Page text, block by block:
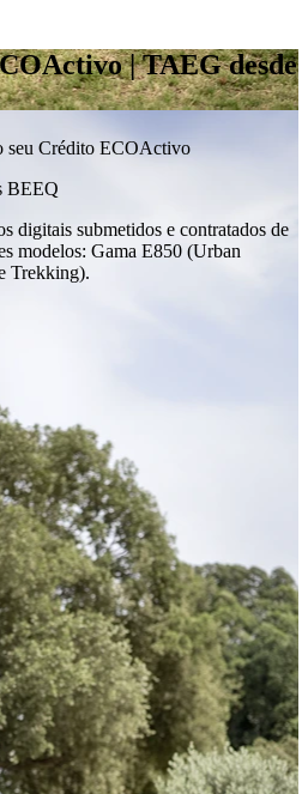
| TAEG desde
seu Crédito ECOActivo
BEEQ
digitais submetidos e contratados de
modelos: Gama E850 (Urban
Trekking).